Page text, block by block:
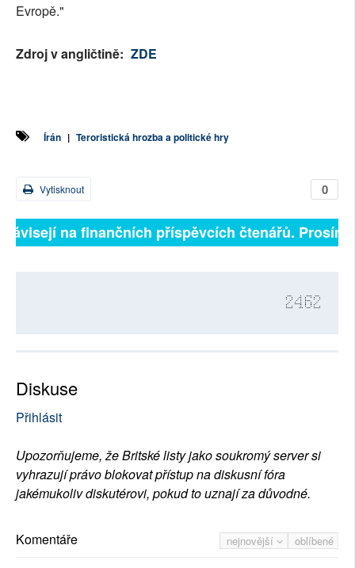
Evropě."
Zdroj v angličtině: ZDE
Írán | Teroristická hrozba a politické hry
0
Vytisknout
na finančních příspěvcích čtenářů. Prosíme,
2462
Diskuse
Přihlásit
Upozorňujeme, že Britské listy jako soukromý server si
vyhrazují právo blokovat přístup na diskusní fóra
jakémukoliv diskutérovi, pokud to uznají za důvodné.
nejnovější oblíbené
Komentáře